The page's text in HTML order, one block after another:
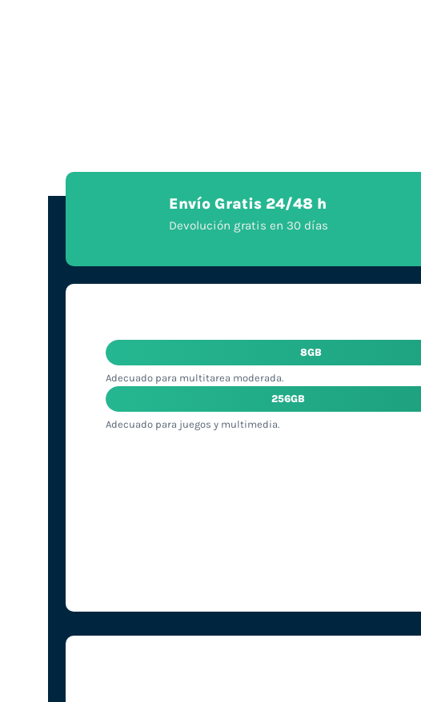
Envío Gratis 24/48 h
Devolución gratis en 30 días
8GB
Adecuado para multitarea moderada.
256GB
Adecuado para juegos y multimedia.